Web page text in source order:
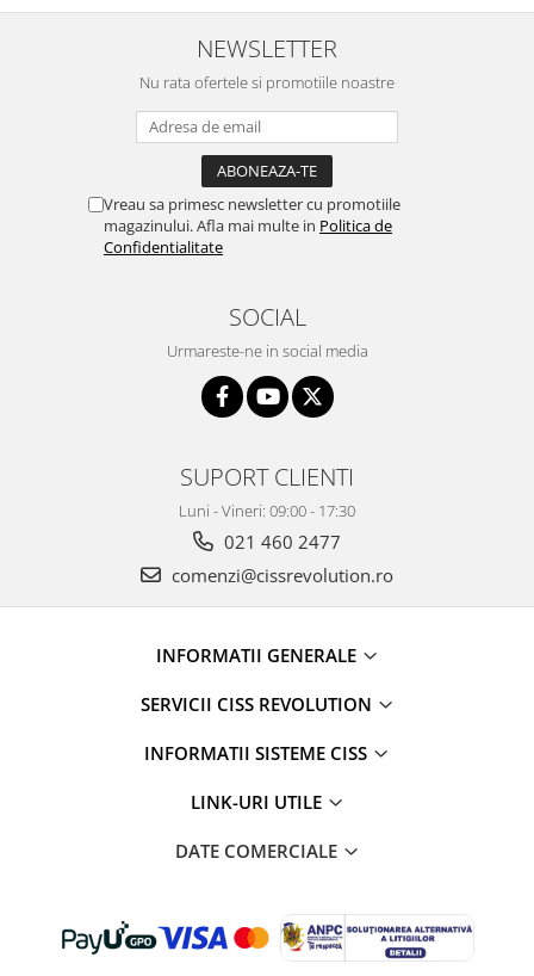
NEWSLETTER
Nu rata ofertele si promotiile noastre
Vreau sa primesc newsletter cu promotiile
magazinului. Afla mai multe in Politica de
Confidentialitate
SOCIAL
Urmareste-ne in social media
SUPORT CLIENTI
Luni - Vineri: 09:00 - 17:30
021 460 2477
comenzi@cissrevolution.ro
INFORMATII GENERALE
SERVICII CISS REVOLUTION
INFORMATII SISTEME CISS
LINK-URI UTILE
DATE COMERCIALE